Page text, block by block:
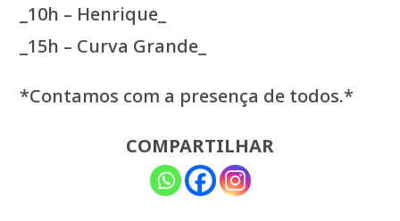
_10h – Henrique_
_15h – Curva Grande_
*Contamos com a presença de todos.*
COMPARTILHAR